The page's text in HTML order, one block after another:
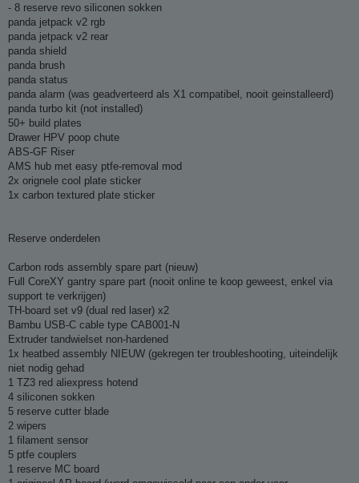
- 8 reserve revo siliconen sokken
panda jetpack v2 rgb
panda jetpack v2 rear
panda shield
panda brush
panda status
panda alarm (was geadverteerd als X1 compatibel, nooit geinstalleerd)
panda turbo kit (not installed)
50+ build plates
Drawer HPV poop chute
ABS-GF Riser
AMS hub met easy ptfe-removal mod
2x orignele cool plate sticker
1x carbon textured plate sticker
Reserve onderdelen
Carbon rods assembly spare part (nieuw)
Full CoreXY gantry spare part (nooit online te koop geweest, enkel via
support te verkrijgen)
TH-board set v9 (dual red laser) x2
Bambu USB-C cable type CAB001-N
Extruder tandwielset non-hardened
1x heatbed assembly NIEUW (gekregen ter troubleshooting, uiteindelijk
niet nodig gehad
1 TZ3 red aliexpress hotend
4 siliconen sokken
5 reserve cutter blade
2 wipers
1 filament sensor
5 ptfe couplers
1 reserve MC board